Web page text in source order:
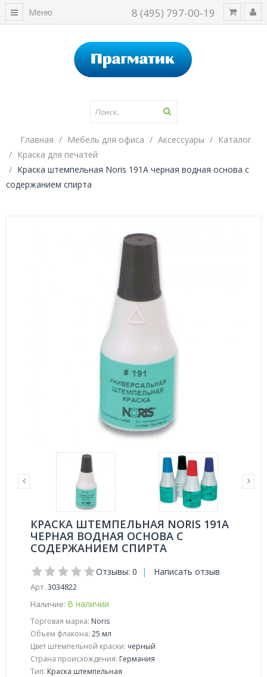
8 (495) 797-00-19
Меню
Главная Мебель для офиса Аксессуары
Каталог
Краска для печатей
Краска штемпельная Noris 191A черная водная основа с
содержанием спирта
КРАСКА ШТЕМПЕЛЬНАЯ NORIS 191A
ЧЕРНАЯ ВОДНАЯ ОСНОВА С
СОДЕРЖАНИЕМ СПИРТА
Отзывы: 0 | Написать отзыв
Арт. 3034822
Наличие: В наличии
Торговая марка: Noris
Объем флакона: 25 мл
Цвет штемпельной краски: черный
Страна происхождения: Германия
Тип: Краска штемпельная